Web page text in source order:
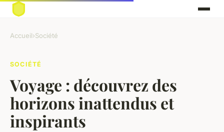
Accueil›Société
SOCIÉTÉ
Voyage : découvrez des
horizons inattendus et
inspirants